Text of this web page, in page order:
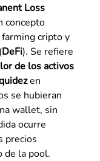
Loss
concepto
cripto y
DeFi). Se refiere
de los activos
en
se hubieran
wallet, sin
ocurre
precios
de la pool.